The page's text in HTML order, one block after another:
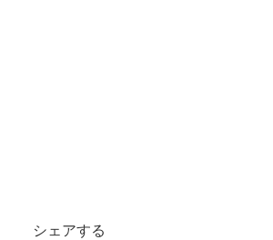
シェアする